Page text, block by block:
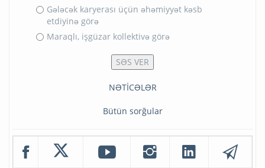
Gələcək karyerası üçün əhəmiyyət kəsb
etdiyinə görə
Maraqlı, işgüzar kollektivə görə
NƏTİCƏLƏR
Bütün sorğular